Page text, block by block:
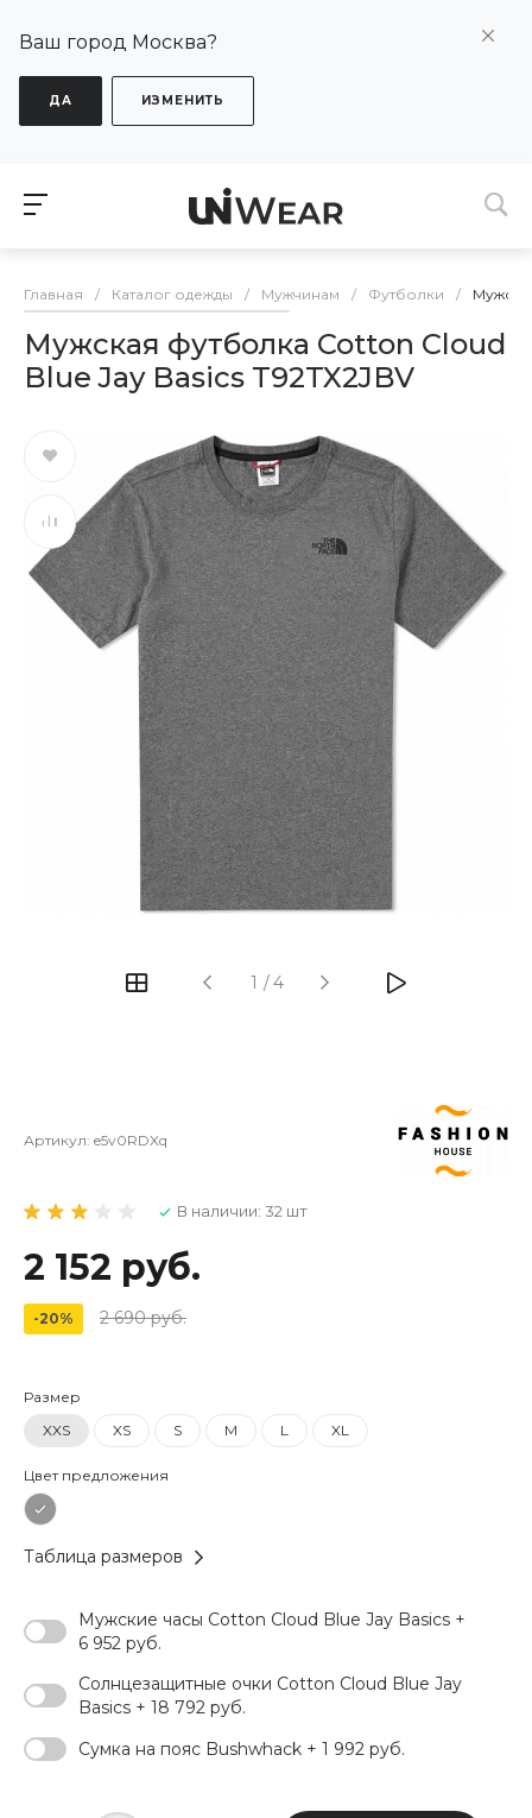
Ваш город Москва?
ДА ИЗМЕНИТЬ
Главная / Каталог одежды / Мужчинам / Футболки /
Мужская футболка Cotton Cloud
Blue Jay Basics T92TX2JBV
1 /4
Артикул: e5v0RDXq
В наличии: 32 шт
2 152 руб.
-20% 2 690 руб.
Размер
XXS
XS S M L XL
Цвет предложения
Таблица размеров
Мужские часы Cotton Cloud Blue Jay Basics +
6 952 руб.
Солнцезащитные очки Cotton Cloud Blue Jay
Basics + 18 792 руб.
Сумка на пояс Bushwhack + 1 992 руб.